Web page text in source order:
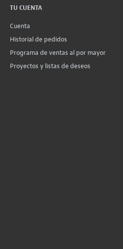
TU CUENTA
Cuenta
Historial de pedidos
Programa de ventas al por mayor
Proyectos y listas de deseos